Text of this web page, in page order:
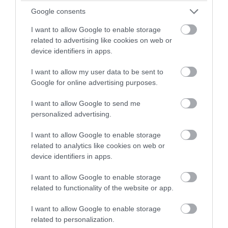
Google consents
I want to allow Google to enable storage
related to advertising like cookies on web or
device identifiers in apps.
I want to allow my user data to be sent to
Google for online advertising purposes.
I want to allow Google to send me
personalized advertising.
I want to allow Google to enable storage
related to analytics like cookies on web or
device identifiers in apps.
I want to allow Google to enable storage
related to functionality of the website or app.
I want to allow Google to enable storage
related to personalization.
ΕΟΠΥΥ, τη στιγμή μάλιστα που το νομοσχέδιο έχει κατατεθεί
ΥΓΕΙΑ & ΠΟΛΙΤΙΚΗ
ΠΑΣΟΚ: Πρέπει να αλλάξουν κάποια άρθρα
Αγκάθι αποδεικνύονται οι διαφωνίες κι οι ενστάσεις του
ΠΑΣΟΚ αναφορικά με το νομοσχέδιο του Άδωνι για το ΠΕΔΥ,
ένα νομοσχέδο που έχει ήδη κατατεθεί στη Βουλή. Διαφωνίες
χωρίς όμως ουσιαστικές αλλαγές στην περίθαλψη των